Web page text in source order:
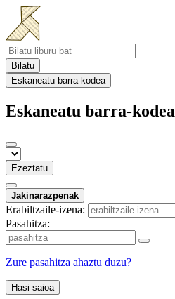
Bilatu
Eskaneatu barra-kodea
Eskaneatu barra-kodea
Ezeztatu
Jakinarazpenak
Erabiltzaile-izena:
Pasahitza:
Zure pasahitza ahaztu duzu?
Hasi saioa